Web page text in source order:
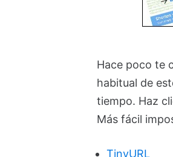
Hace poco te
habitual de
tiempo. Haz
Más fácil
TinyURL